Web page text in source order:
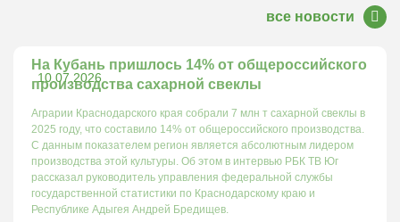
все новости
10.07.2026
На Кубань пришлось 14% от общероссийского
производства сахарной свеклы
Аграрии Краснодарского края собрали 7 млн т сахарной свеклы в
2025 году, что составило 14% от общероссийского производства.
С данным показателем регион является абсолютным лидером
производства этой культуры. Об этом в интервью РБК ТВ Юг
рассказал руководитель управления федеральной службы
государственной статистики по Краснодарскому краю и
Республике Адыгея Андрей Бредищев.